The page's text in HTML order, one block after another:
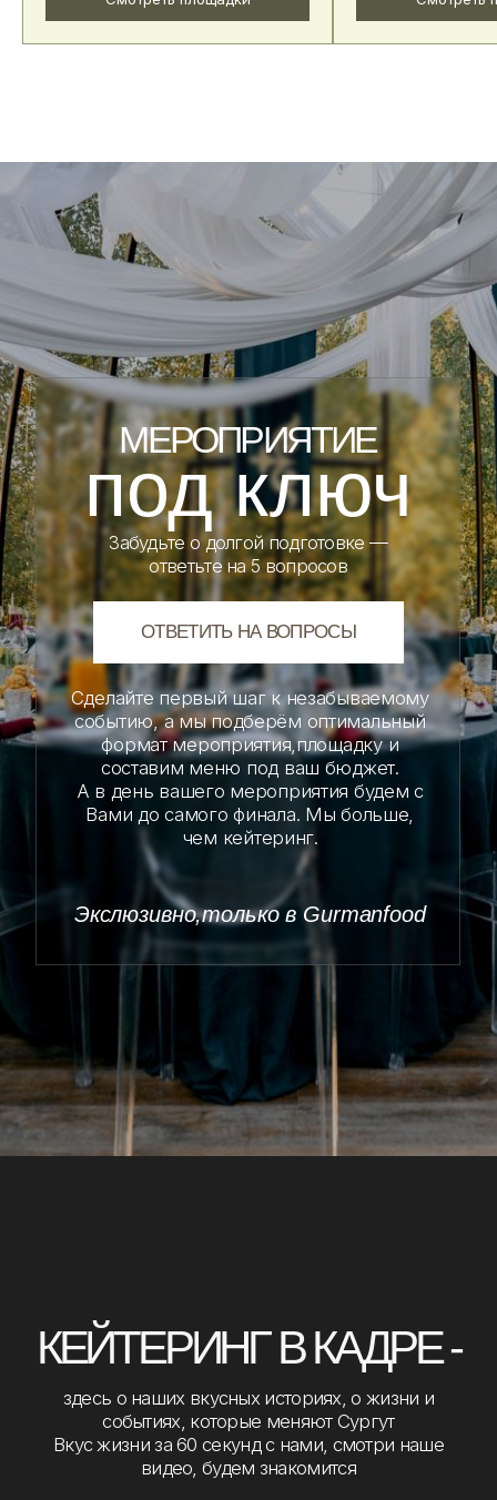
Дизайн и разработка сайта FILEKOVA.RU
*Принадлежит компании Meta, признана экстремисткой и
запрещена в РФ
г.Сургут, ул.Семена Билецкого
gurman_food86@mail.ru
ДОКУМЕНТЫ
Политика обработки персональных данных
Согласие на обработку персональных данных
Оферта